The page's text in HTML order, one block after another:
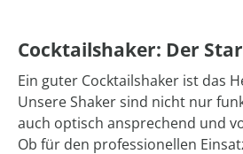
Cocktailshaker: Der
Ein guter Cocktailshaker ist das
Unsere Shaker sind nicht nur
auch optisch ansprechend und
Ob für den professionellen